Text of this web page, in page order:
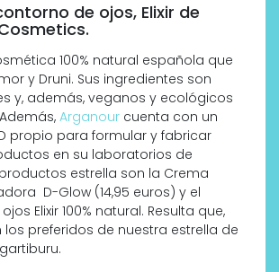
de ojos, Elixir de
100% natural española que
y Druni. Sus ingredientes son
y, además, veganos y ecológicos
Arganour cuenta con un
propio para formular y fabricar
en su laboratorios de
estrella son la Crema
D-Glow (14,95 euros) y el
Elixir 100% natural. Resulta que,
los preferidos de nuestra estrella de